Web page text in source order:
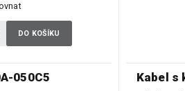
050C5
DO KOŠÍKU
Kabel s